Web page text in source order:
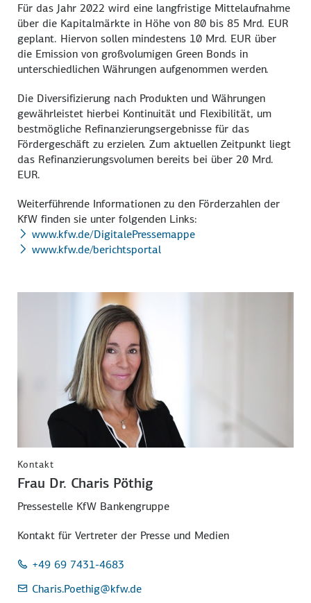
Für das Jahr 2022 wird eine langfristige Mittelaufnahme
über die Kapitalmärkte in Höhe von 80 bis 85 Mrd. EUR
geplant. Hiervon sollen mindestens 10 Mrd. EUR über
die Emission von großvolumigen Green Bonds in
unterschiedlichen Währungen aufgenommen werden.
Die Diversifizierung nach Produkten und Währungen
gewährleistet hierbei Kontinuität und Flexibilität, um
bestmögliche Refinanzierungsergebnisse für das
Fördergeschäft zu erzielen. Zum aktuellen Zeitpunkt liegt
das Refinanzierungsvolumen bereits bei über 20 Mrd.
EUR.
Weiterführende Informationen zu den Förderzahlen der
KfW finden sie unter folgenden Links:
www.kfw.de/DigitalePressemappe
www.kfw.de/berichtsportal
Kontakt
Frau Dr. Charis Pöthig
Pressestelle KfW Bankengruppe
Kontakt für Vertreter der Presse und Medien
+49 69 7431-4683
Charis.Poethig@kfw.de